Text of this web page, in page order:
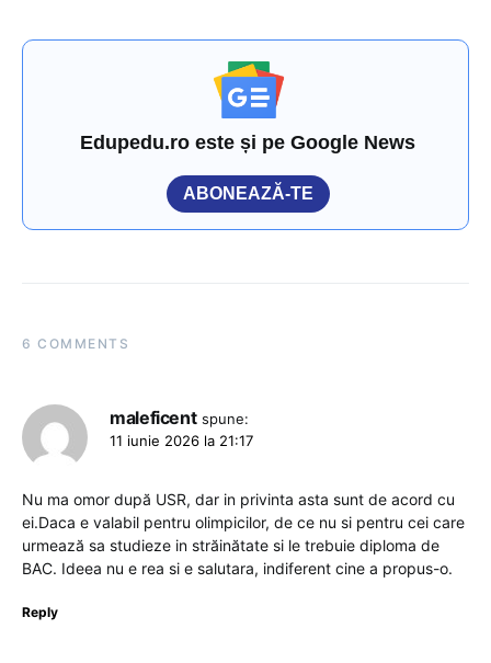
Edupedu.ro este și pe Google News
ABONEAZĂ-TE
6 COMMENTS
maleficent spune:
11 iunie 2026 la 21:17
Nu ma omor după USR, dar in privinta asta sunt de acord cu
ei.Daca e valabil pentru olimpicilor, de ce nu si pentru cei care
urmează sa studieze in străinătate si le trebuie diploma de
BAC. Ideea nu e rea si e salutara, indiferent cine a propus-o.
Reply